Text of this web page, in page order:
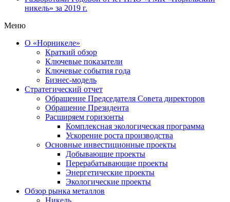
никель» за 2019 г.
Меню
О «Норникеле»
Краткий обзор
Ключевые показатели
Ключевые события года
Бизнес-модель
Стратегический отчет
Обращение Председателя Совета директоров
Обращение Президента
Расширяем горизонты
Комплексная экологическая программа
Ускорение роста производства
Основные инвестиционные проекты
Добывающие проекты
Перерабатывающие проекты
Энергетические проекты
Экологические проекты
Обзор рынка металлов
Никель